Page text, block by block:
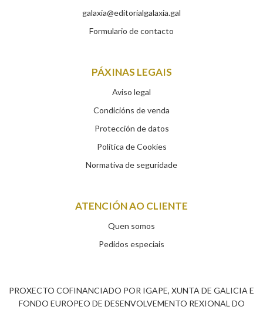
galaxia@editorialgalaxia.gal
Formulario de contacto
PÁXINAS LEGAIS
Aviso legal
Condicións de venda
Protección de datos
Política de Cookies
Normativa de seguridade
ATENCIÓN AO CLIENTE
Quen somos
Pedidos especiais
PROXECTO COFINANCIADO POR IGAPE, XUNTA DE GALICIA E
FONDO EUROPEO DE DESENVOLVEMENTO REXIONAL DO